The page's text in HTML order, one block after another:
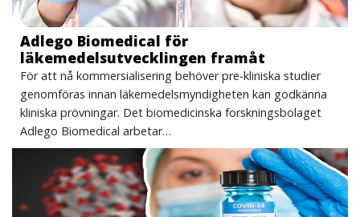
Adlego Biomedical för
läkemedelsutvecklingen framåt
För att nå kommersialisering behöver pre-kliniska studier
genomföras innan läkemedelsmyndigheten kan godkänna
kliniska prövningar. Det biomedicinska forskningsbolaget
Adlego Biomedical arbetar…